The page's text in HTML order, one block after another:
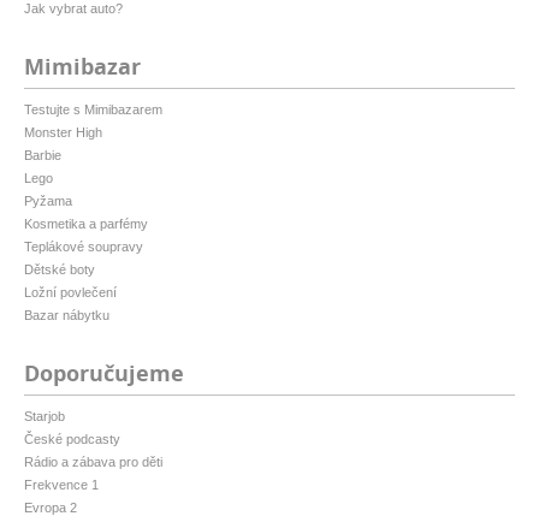
Jak vybrat auto?
Mimibazar
Testujte s Mimibazarem
Monster High
Barbie
Lego
Pyžama
Kosmetika a parfémy
Teplákové soupravy
Dětské boty
Ložní povlečení
Bazar nábytku
Doporučujeme
Starjob
České podcasty
Rádio a zábava pro děti
Frekvence 1
Evropa 2